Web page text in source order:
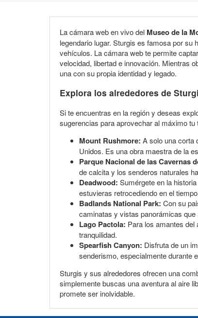
La cámara web en vivo del Museo de la
legendario lugar. Sturgis es famosa por
vehículos. La cámara web te permite
velocidad, libertad e innovación. Mientras
una con su propia identidad y legado.
Explora los alrededores de
Si te encuentras en la región y deseas
sugerencias para aprovechar al máximo
Mount Rushmore: A solo una corta
Unidos. Es una obra maestra de la
Parque Nacional de las Cavernas
de calcita y los senderos naturales
Deadwood: Sumérgete en la
estuvieras retrocediendo en el
Badlands National Park: Con su
caminatas y vistas panorámicas
Lago Pactola: Para los amantes
tranquilidad.
Spearfish Canyon: Disfruta de un
senderismo, especialmente durante
Sturgis y sus alrededores ofrecen una
simplemente buscas una aventura al aire
promete ser inolvidable.